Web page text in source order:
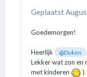
Geplaatst
Goedemorgen!
Heerlijk @Duken
Lekker wat zon en
met kinderen
).